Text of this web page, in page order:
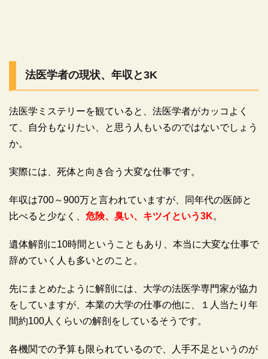
法医学者の現状、年収と3K
法医学ミステリーを観ていると、法医学者がカッコよく
て、自分もなりたい、と思う人もいるのではないでしょう
か。
実際には、死体と向き合う大変な仕事です。
年収は700～900万と言われていますが、同年代の医師と
比べると少なく、 危険、臭い、キツイという3K。
遺体解剖に10時間ということもあり、本当に大変な仕事で
辞めていく人も多いとのこと。
先にまとめたように解剖には、大学の法医学専門家が協力
をしていますが、本業の大学の仕事の他に、１人当たり年
間約100人くらいの解剖をしているそうです。
各機関での予算も限られているので、人手不足というのが